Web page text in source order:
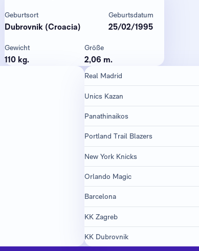
Geburtsort
Dubrovnik (Croacia)
Geburtsdatum
25/02/1995
Gewicht
110 kg.
Größe
2,06 m.
Real Madrid
Unics Kazan
Panathinaikos
Portland Trail Blazers
New York Knicks
Orlando Magic
Barcelona
KK Zagreb
KK Dubrovnik